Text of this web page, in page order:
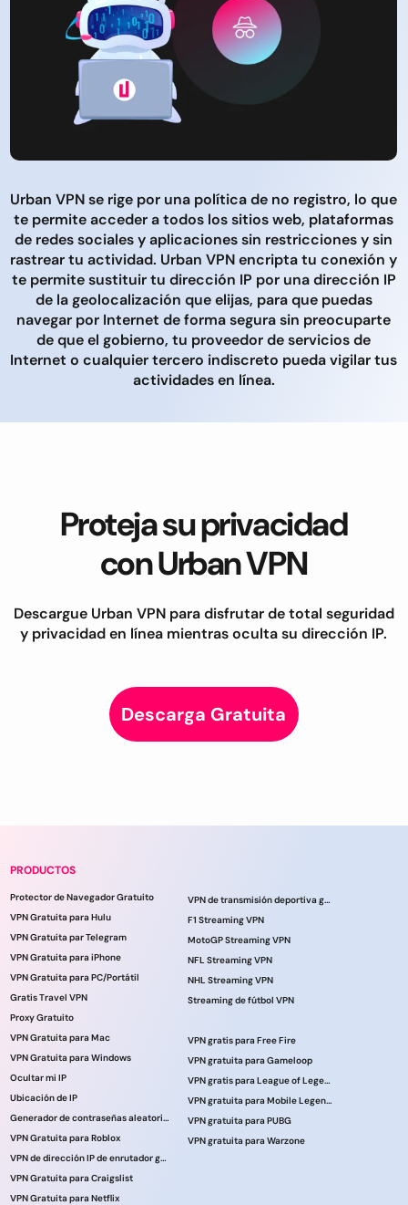
Urban VPN se rige por una política de no registro, lo que
te permite acceder a todos los sitios web, plataformas
de redes sociales y aplicaciones sin restricciones y sin
rastrear tu actividad. Urban VPN encripta tu conexión y
te permite sustituir tu dirección IP por una dirección IP
de la geolocalización que elijas, para que puedas
navegar por Internet de forma segura sin preocuparte
de que el gobierno, tu proveedor de servicios de
Internet o cualquier tercero indiscreto pueda vigilar tus
actividades en línea.
Proteja su privacidad
con Urban VPN
Descargue Urban VPN para disfrutar de total seguridad
y privacidad en línea mientras oculta su dirección IP.
Descarga Gratuita
PRODUCTOS
Protector de Navegador Gratuito
VPN Gratuita para Hulu
VPN Gratuita par Telegram
VPN Gratuita para iPhone
VPN Gratuita para PC/Portátil
Gratis Travel VPN
Proxy Gratuito
VPN Gratuita para Mac
VPN Gratuita para Windows
Ocultar mi IP
Ubicación de IP
Generador de contraseñas aleatorias
VPN Gratuita para Roblox
VPN de dirección IP de enrutador gratuita
VPN Gratuita para Craigslist
VPN Gratuita para Netflix
VPN de transmisión deportiva gratuita
F1 Streaming VPN
MotoGP Streaming VPN
NFL Streaming VPN
NHL Streaming VPN
Streaming de fútbol VPN
VPN gratis para Free Fire
VPN gratuita para Gameloop
VPN gratis para League of Legends
VPN gratuita para Mobile Legends
VPN gratuita para PUBG
VPN gratuita para Warzone